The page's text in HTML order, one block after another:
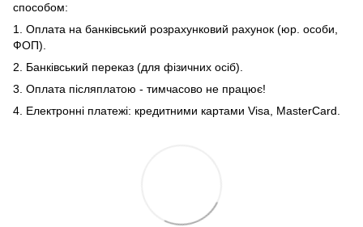
способом:
1. Оплата на банківський розрахунковий рахунок (юр. особи,
ФОП).
2. Банківський переказ (для фізичних осіб).
3. Оплата післяплатою - тимчасово не працює!
4. Електронні платежі: кредитними картами Visa, MasterCard.